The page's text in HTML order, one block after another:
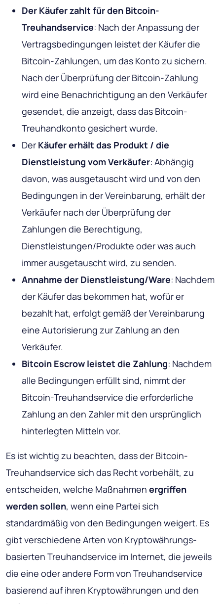
Der Käufer zahlt für den Bitcoin-
Treuhandservice: Nach der Anpassung der
Vertragsbedingungen leistet der Käufer die
Bitcoin-Zahlungen, um das Konto zu sichern.
Nach der Überprüfung der Bitcoin-Zahlung
wird eine Benachrichtigung an den Verkäufer
gesendet, die anzeigt, dass das Bitcoin-
Treuhandkonto gesichert wurde.
Der Käufer erhält das Produkt / die
Dienstleistung vom Verkäufer: Abhängig
davon, was ausgetauscht wird und von den
Bedingungen in der Vereinbarung, erhält der
Verkäufer nach der Überprüfung der
Zahlungen die Berechtigung,
Dienstleistungen/Produkte oder was auch
immer ausgetauscht wird, zu senden.
Annahme der Dienstleistung/Ware: Nachdem
der Käufer das bekommen hat, wofür er
bezahlt hat, erfolgt gemäß der Vereinbarung
eine Autorisierung zur Zahlung an den
Verkäufer.
Bitcoin Escrow leistet die Zahlung: Nachdem
alle Bedingungen erfüllt sind, nimmt der
Bitcoin-Treuhandservice die erforderliche
Zahlung an den Zahler mit den ursprünglich
hinterlegten Mitteln vor.
Es ist wichtig zu beachten, dass der Bitcoin-
Treuhandservice sich das Recht vorbehält, zu
entscheiden, welche Maßnahmen ergriffen
werden sollen, wenn eine Partei sich
standardmäßig von den Bedingungen weigert. Es
gibt verschiedene Arten von Kryptowährungs-
basierten Treuhandservice im Internet, die jeweils
die eine oder andere Form von Treuhandservice
basierend auf ihren Kryptowährungen und den